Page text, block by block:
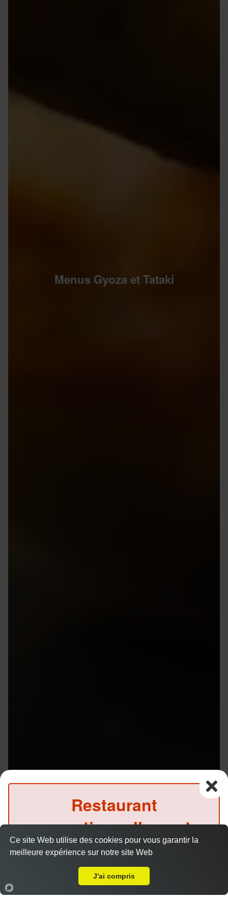
Menus Gyoza et Tataki
Menus Gyoza et Tataki en livraison sur Rennes
Centre (35000)
Accueil Panier Compte
Restaurant
exceptionnellement
fermé ce midi
(Précommande possible)
Ce site Web utilise des cookies pour vous garantir la
meilleure expérience sur notre site Web
J'ai compris